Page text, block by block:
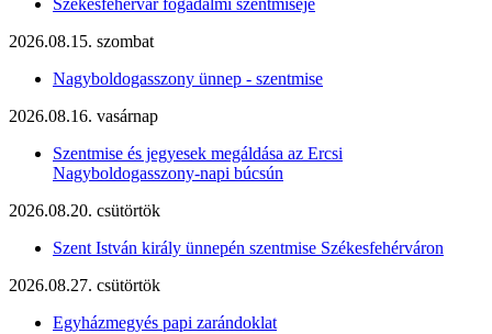
Székesfehérvár fogadalmi szentmiséje
2026.08.15. szombat
Nagyboldogasszony ünnep - szentmise
2026.08.16. vasárnap
Szentmise és jegyesek megáldása az Ercsi
Nagyboldogasszony-napi búcsún
2026.08.20. csütörtök
Szent István király ünnepén szentmise Székesfehérváron
2026.08.27. csütörtök
Egyházmegyés papi zarándoklat